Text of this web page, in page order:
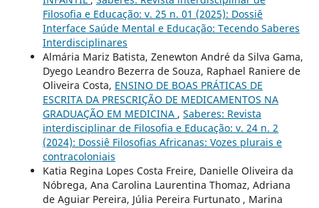
Filosofia e Educação: v. 25 n. 01 (2025): Dossiê
Interface Saúde Mental e Educação: Tecendo Saberes
Interdisciplinares
Almária Mariz Batista, Zenewton André da Silva Gama,
Dyego Leandro Bezerra de Souza, Raphael Raniere de
Oliveira Costa, ENSINO DE BOAS PRÁTICAS DE
ESCRITA DA PRESCRIÇÃO DE MEDICAMENTOS NA
GRADUAÇÃO EM MEDICINA , Saberes: Revista
interdisciplinar de Filosofia e Educação: v. 24 n. 2
(2024): Dossiê Filosofias Africanas: Vozes plurais e
contracoloniais
Katia Regina Lopes Costa Freire, Danielle Oliveira da
Nóbrega, Ana Carolina Laurentina Thomaz, Adriana
de Aguiar Pereira, Júlia Pereira Furtunato , Marina